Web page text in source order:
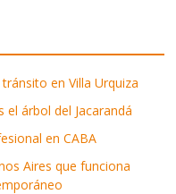
en Villa Urquiza
el árbol del Jacarandá
en CABA
Aires que funciona